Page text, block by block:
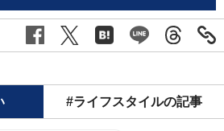
#ライフスタイルの記事